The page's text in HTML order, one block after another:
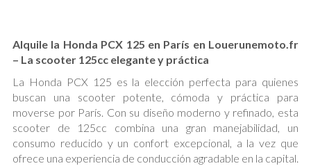
Alquile la Honda PCX 125 en París en Louerunemoto.fr
– La scooter 125cc elegante y práctica
La Honda PCX 125 es la elección perfecta para quienes
buscan una scooter potente, cómoda y práctica para
moverse por París. Con su diseño moderno y refinado, esta
scooter de 125cc combina una gran manejabilidad, un
consumo reducido y un confort excepcional, a la vez que
ofrece una experiencia de conducción agradable en la capital.